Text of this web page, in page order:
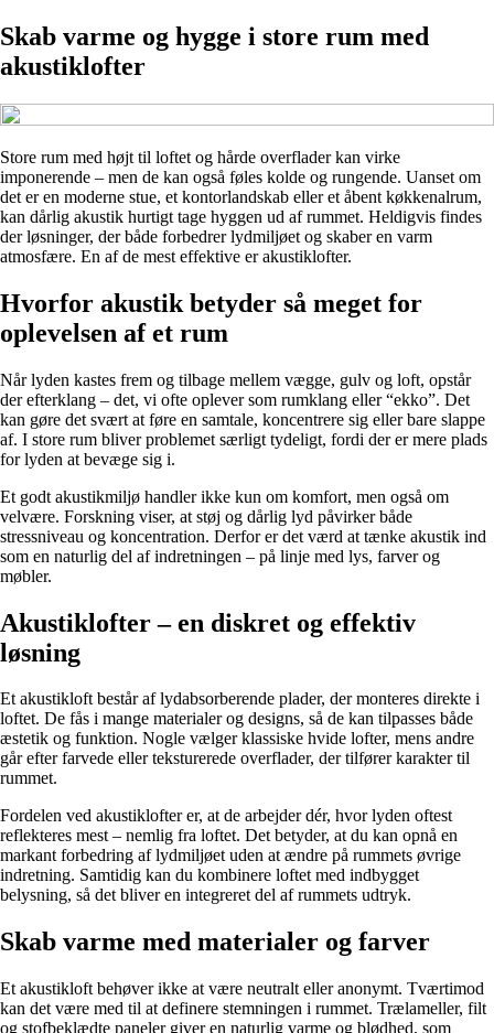
Skab varme og hygge i store rum med
akustiklofter
Store rum med højt til loftet og hårde overflader kan virke
imponerende – men de kan også føles kolde og rungende. Uanset om
det er en moderne stue, et kontorlandskab eller et åbent køkkenalrum,
kan dårlig akustik hurtigt tage hyggen ud af rummet. Heldigvis findes
der løsninger, der både forbedrer lydmiljøet og skaber en varm
atmosfære. En af de mest effektive er akustiklofter.
Hvorfor akustik betyder så meget for
oplevelsen af et rum
Når lyden kastes frem og tilbage mellem vægge, gulv og loft, opstår
der efterklang – det, vi ofte oplever som rumklang eller “ekko”. Det
kan gøre det svært at føre en samtale, koncentrere sig eller bare slappe
af. I store rum bliver problemet særligt tydeligt, fordi der er mere plads
for lyden at bevæge sig i.
Et godt akustikmiljø handler ikke kun om komfort, men også om
velvære. Forskning viser, at støj og dårlig lyd påvirker både
stressniveau og koncentration. Derfor er det værd at tænke akustik ind
som en naturlig del af indretningen – på linje med lys, farver og
møbler.
Akustiklofter – en diskret og effektiv
løsning
Et akustikloft består af lydabsorberende plader, der monteres direkte i
loftet. De fås i mange materialer og designs, så de kan tilpasses både
æstetik og funktion. Nogle vælger klassiske hvide lofter, mens andre
går efter farvede eller teksturerede overflader, der tilfører karakter til
rummet.
Fordelen ved akustiklofter er, at de arbejder dér, hvor lyden oftest
reflekteres mest – nemlig fra loftet. Det betyder, at du kan opnå en
markant forbedring af lydmiljøet uden at ændre på rummets øvrige
indretning. Samtidig kan du kombinere loftet med indbygget
belysning, så det bliver en integreret del af rummets udtryk.
Skab varme med materialer og farver
Et akustikloft behøver ikke at være neutralt eller anonymt. Tværtimod
kan det være med til at definere stemningen i rummet. Trælameller, filt
og stofbeklædte paneler giver en naturlig varme og blødhed, som